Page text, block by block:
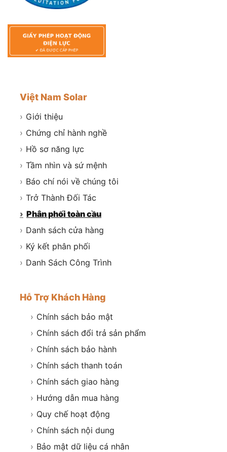
Việt Nam Solar
› Giới thiệu
› Chứng chỉ hành nghề
› Hồ sơ năng lực
› Tầm nhìn và sứ mệnh
› Báo chí nói về chúng tôi
› Trở Thành Đối Tác
› Phân phối toàn cầu
› Danh sách cửa hàng
› Ký kết phân phối
› Danh Sách Công Trình
Hỗ Trợ Khách Hàng
› Chính sách bảo mật
› Chính sách đổi trả sản phẩm
› Chính sách bảo hành
› Chính sách thanh toán
› Chính sách giao hàng
› Hướng dẫn mua hàng
› Quy chế hoạt động
› Chính sách nội dung
› Bảo mật dữ liệu cá nhân